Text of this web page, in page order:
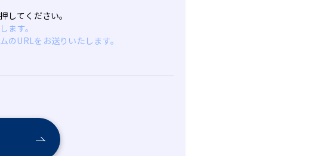
してください。
ます。
URLをお送りいたします。